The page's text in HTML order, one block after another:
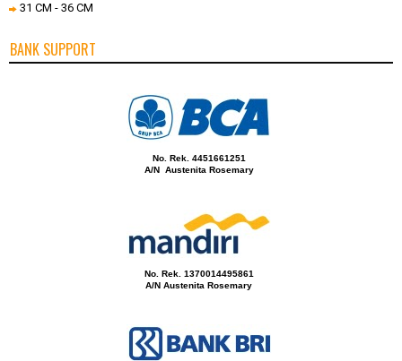
31 CM - 36 CM
BANK SUPPORT
No. Rek. 4451661251
A/N Austenita Rosemary
No. Rek. 1370014495861
A/N Austenita Rosemary